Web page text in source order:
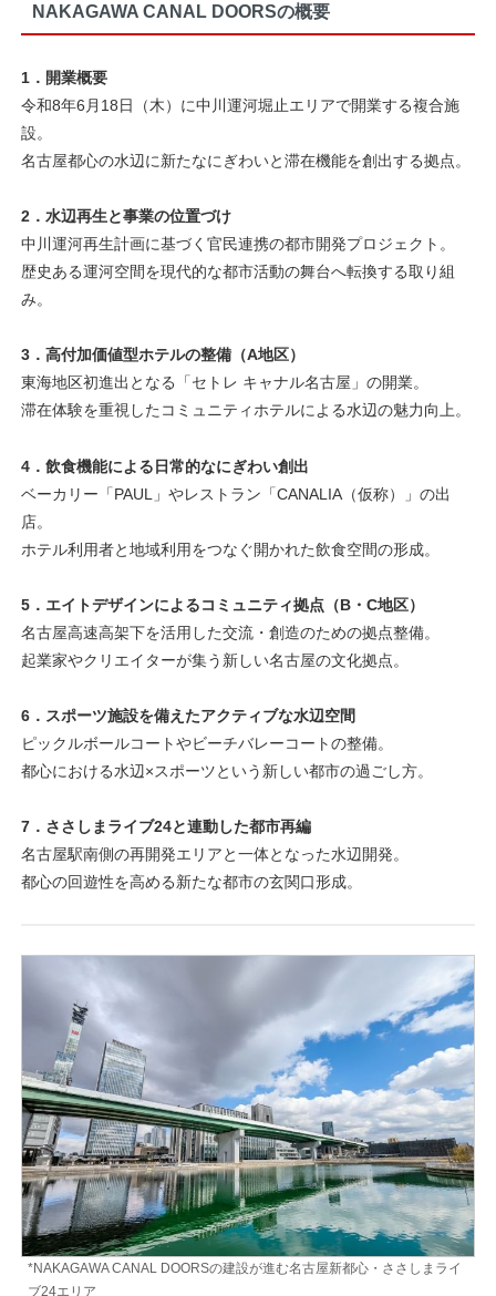
NAKAGAWA CANAL DOORSの概要
1．開業概要
令和8年6月18日（木）に中川運河堀止エリアで開業する複合施
設。
名古屋都心の水辺に新たなにぎわいと滞在機能を創出する拠点。
2．水辺再生と事業の位置づけ
中川運河再生計画に基づく官民連携の都市開発プロジェクト。
歴史ある運河空間を現代的な都市活動の舞台へ転換する取り組
み。
3．高付加価値型ホテルの整備（A地区）
東海地区初進出となる「セトレ キャナル名古屋」の開業。
滞在体験を重視したコミュニティホテルによる水辺の魅力向上。
4．飲食機能による日常的なにぎわい創出
ベーカリー「PAUL」やレストラン「CANALIA（仮称）」の出
店。
ホテル利用者と地域利用をつなぐ開かれた飲食空間の形成。
5．エイトデザインによるコミュニティ拠点（B・C地区）
名古屋高速高架下を活用した交流・創造のための拠点整備。
起業家やクリエイターが集う新しい名古屋の文化拠点。
6．スポーツ施設を備えたアクティブな水辺空間
ピックルボールコートやビーチバレーコートの整備。
都心における水辺×スポーツという新しい都市の過ごし方。
7．ささしまライブ24と連動した都市再編
名古屋駅南側の再開発エリアと一体となった水辺開発。
都心の回遊性を高める新たな都市の玄関口形成。
*NAKAGAWA CANAL DOORSの建設が進む名古屋新都心・ささしまライ
ブ24エリア